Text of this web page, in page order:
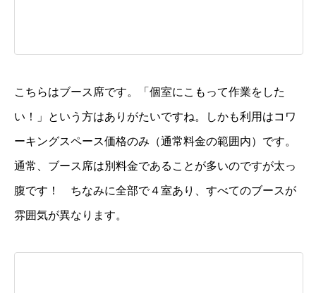
こちらはブース席です。「個室にこもって作業をした
い！」という方はありがたいですね。しかも利用はコワ
ーキングスペース価格のみ（通常料金の範囲内）です。
通常、ブース席は別料金であることが多いのですが太っ
腹です！ ちなみに全部で４室あり、すべてのブースが
雰囲気が異なります。